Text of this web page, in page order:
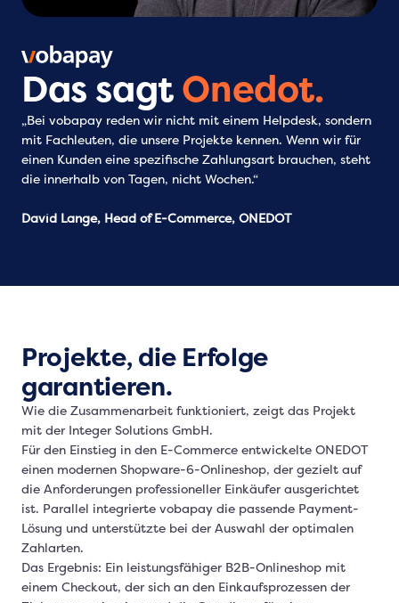
Das sagt Onedot.
„Bei vobapay reden wir nicht mit einem Helpdesk, sondern
mit Fachleuten, die unsere Projekte kennen. Wenn wir für
einen Kunden eine spezifische Zahlungsart brauchen, steht
die innerhalb von Tagen, nicht Wochen.“
David Lange, Head of E-Commerce, ONEDOT
Projekte, die Erfolge
garantieren.
Wie die Zusammenarbeit funktioniert, zeigt das Projekt
mit der Integer Solutions GmbH.
Für den Einstieg in den E-Commerce entwickelte ONEDOT
einen modernen Shopware-6-Onlineshop, der gezielt auf
die Anforderungen professioneller Einkäufer ausgerichtet
ist. Parallel integrierte vobapay die passende Payment-
Lösung und unterstützte bei der Auswahl der optimalen
Zahlarten.
Das Ergebnis: Ein leistungsfähiger B2B-Onlineshop mit
einem Checkout, der sich an den Einkaufsprozessen der